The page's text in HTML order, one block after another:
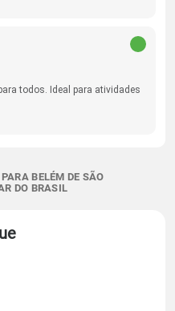
todos. Ideal para atividades
BELÉM DE SÃO
DO BRASIL